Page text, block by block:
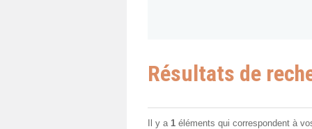
Résultats de
Il y a 1 éléments qui correspondent à